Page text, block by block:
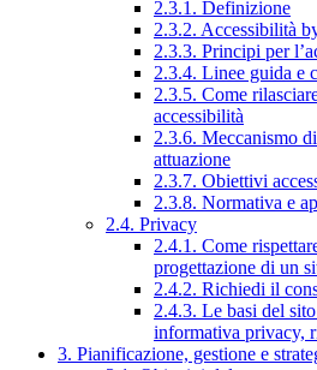
2.3.1. Definizione
2.3.2. Accessibilità
2.3.3. Principi per
2.3.4. Linee guida e
2.3.5. Come
accessibilità
2.3.6. Meccanismo
attuazione
2.3.7. Obiettivi
2.3.8. Normativa e
2.4. Privacy
2.4.1. Come
progettazione di un
2.4.2. Richiedi il
2.4.3. Le basi del
informativa privacy,
3. Pianificazione, gestione e